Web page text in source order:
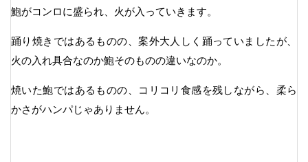
鮑がコンロに盛られ、火が入っていきます。
踊り焼きではあるものの、案外大人しく踊っていましたが、
火の入れ具合なのか鮑そのものの違いなのか。
焼いた鮑ではあるものの、コリコリ食感を残しながら、柔ら
かさがハンパじゃありません。